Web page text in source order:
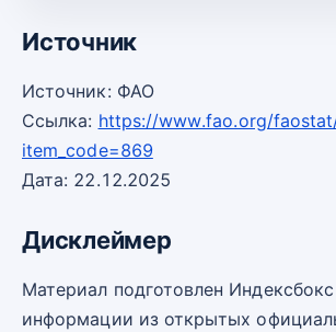
Источник
Источник: ФАО
Ссылка: https://www.fao.org/
item_code=869
Дата: 22.12.2025
Дисклеймер
Материал подготовлен
информации из открытых